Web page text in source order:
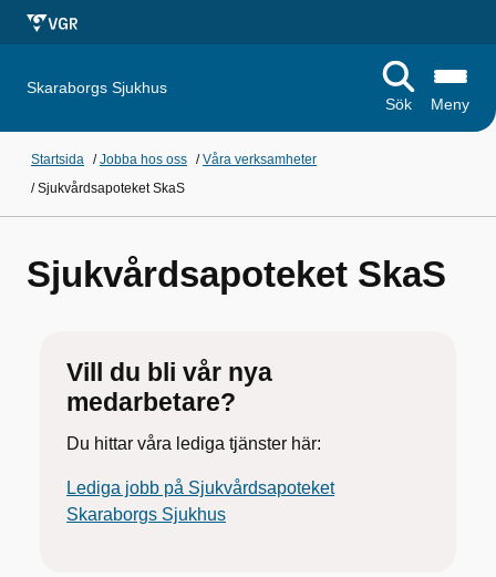
Skaraborgs Sjukhus
Sök
Meny
Startsida /Jobba hos oss /Våra verksamheter
/Sjukvårdsapoteket SkaS
Sjukvårdsapoteket SkaS
Vill du bli vår nya
medarbetare?
Du hittar våra lediga tjänster här:
Lediga jobb på Sjukvårdsapoteket
Skaraborgs Sjukhus